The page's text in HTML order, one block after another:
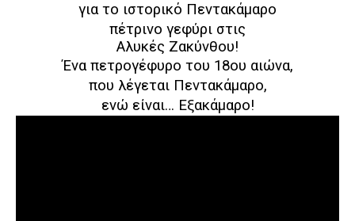
για το ιστορικό Πεντακάμαρο
πέτρινο γεφύρι στις
Αλυκές Ζακύνθου!
Ένα πετρογέφυρο του 18ου αιώνα,
που λέγεται Πεντακάμαρο,
ενώ είναι… Εξακάμαρο!